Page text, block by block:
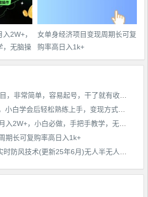
2W+，
，无脑操
女单身经济项目变现周期长可复
购率高日入1k+
期长可复购率高日入1k+